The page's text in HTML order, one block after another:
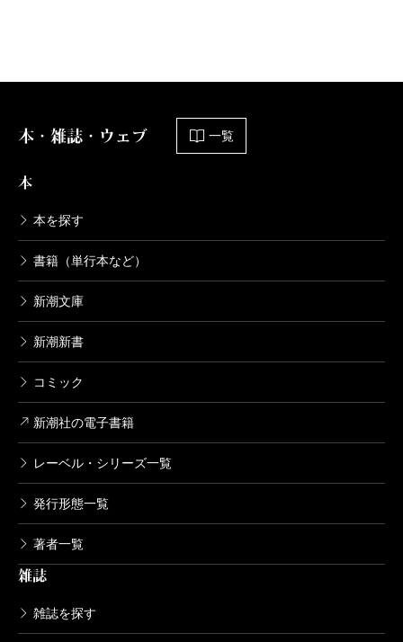
本・雑誌・ウェブ 一覧
本
本を探す
書籍（単行本など）
新潮文庫
新潮新書
コミック
新潮社の電子書籍
レーベル・シリーズ一覧
発行形態一覧
著者一覧
雑誌
雑誌を探す